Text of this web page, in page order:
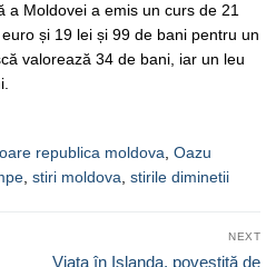
a Moldovei a emis un curs de 21
și 19 lei și 99 de bani pentru un
valorează 34 de bani, iar un leu
republica moldova Oazu
stiri moldova stirile diminetii
NEXT
Next
Viața în Islanda, povestită de